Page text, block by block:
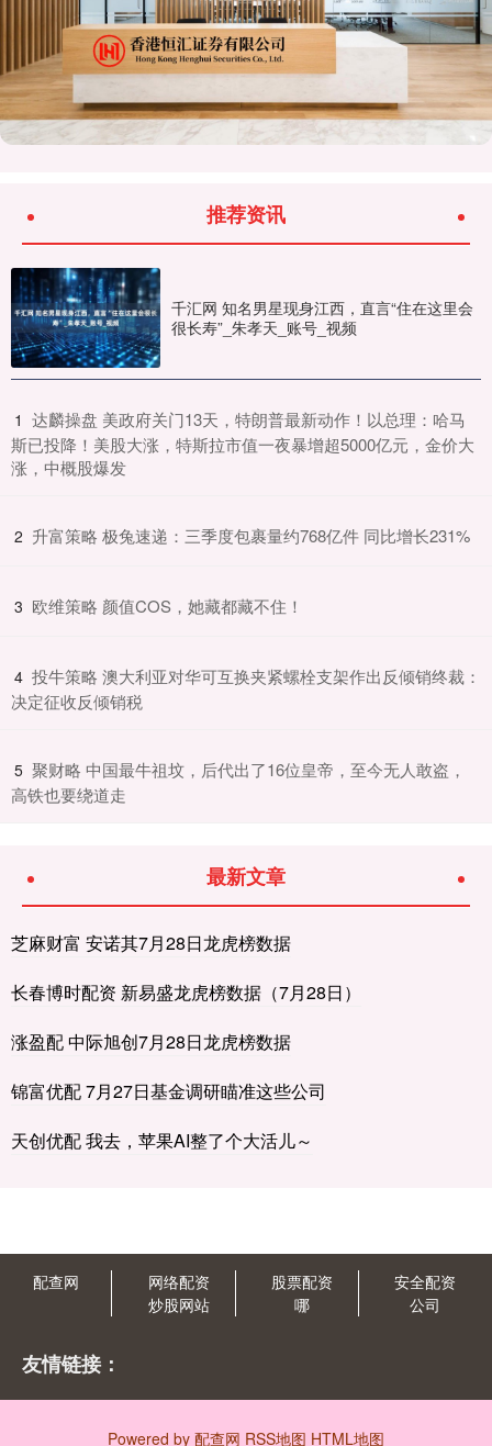
推荐资讯
千汇网 知名男星现身江西，直言“住在这里会
很长寿”_朱孝天_账号_视频
1 ​达麟操盘 美政府关门13天，特朗普最新动作！以总理：哈马
斯已投降！美股大涨，特斯拉市值一夜暴增超5000亿元，金价大
涨，中概股爆发
2 ​升富策略 极兔速递：三季度包裹量约768亿件 同比增长231%
3 ​欧维策略 颜值COS，她藏都藏不住！
4 ​投牛策略 澳大利亚对华可互换夹紧螺栓支架作出反倾销终裁：
决定征收反倾销税
5 ​聚财略 中国最牛祖坟，后代出了16位皇帝，至今无人敢盗，
高铁也要绕道走
最新文章
芝麻财富 安诺其7月28日龙虎榜数据
长春博时配资 新易盛龙虎榜数据（7月28日）
涨盈配 中际旭创7月28日龙虎榜数据
锦富优配 7月27日基金调研瞄准这些公司
天创优配 我去，苹果AI整了个大活儿～
配查网
网络配资
炒股网站
股票配资
哪
安全配资
公司
友情链接：
Powered by 配查网 RSS地图 HTML地图